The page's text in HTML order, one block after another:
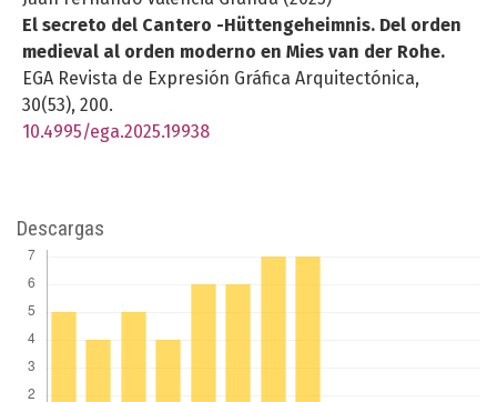
El secreto del Cantero -Hüttengeheimnis. Del orden
medieval al orden moderno en Mies van der Rohe.
EGA Revista de Expresión Gráfica Arquitectónica,
30(53), 200.
10.4995/ega.2025.19938
Descargas